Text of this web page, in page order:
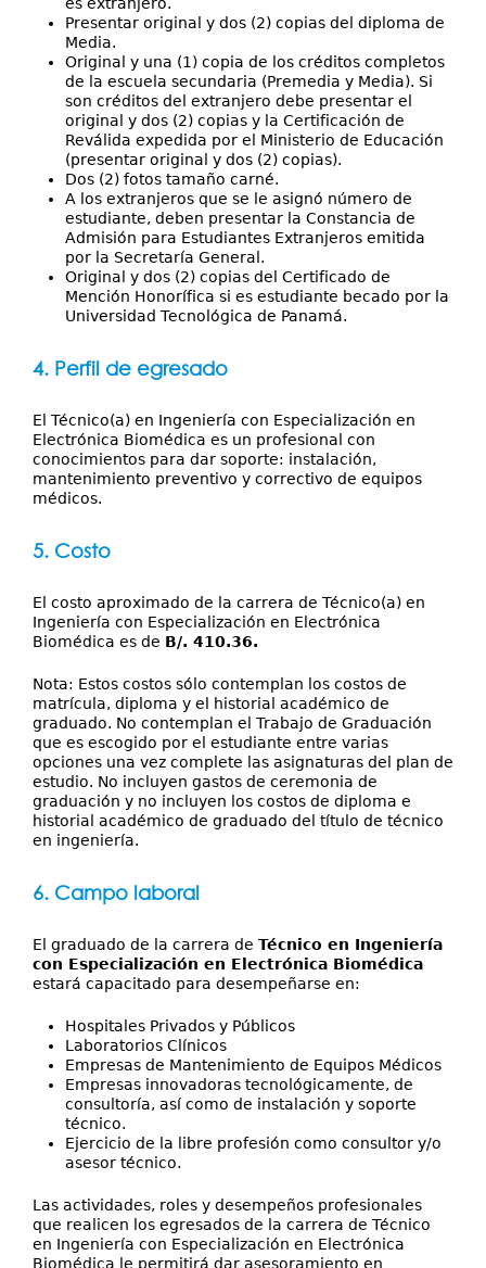
Presentar original y dos (2) copias del diploma de
Media.
Original y una (1) copia de los créditos completos
de la escuela secundaria (Premedia y Media). Si
son créditos del extranjero debe presentar el
original y dos (2) copias y la Certificación de
Reválida expedida por el Ministerio de Educación
(presentar original y dos (2) copias).
Dos (2) fotos tamaño carné.
A los extranjeros que se le asignó número de
estudiante, deben presentar la Constancia de
Admisión para Estudiantes Extranjeros emitida
por la Secretaría General.
Original y dos (2) copias del Certificado de
Mención Honorífica si es estudiante becado por la
Universidad Tecnológica de Panamá.
4. Perfil de egresado
El Técnico(a) en Ingeniería con Especialización en
Electrónica Biomédica es un profesional con
conocimientos para dar soporte: instalación,
mantenimiento preventivo y correctivo de equipos
médicos.
5. Costo
El costo aproximado de la carrera de Técnico(a) en
Ingeniería con Especialización en Electrónica
Biomédica es de B/. 410.36.
Nota: Estos costos sólo contemplan los costos de
matrícula, diploma y el historial académico de
graduado. No contemplan el Trabajo de Graduación
que es escogido por el estudiante entre varias
opciones una vez complete las asignaturas del plan de
estudio. No incluyen gastos de ceremonia de
graduación y no incluyen los costos de diploma e
historial académico de graduado del título de técnico
en ingeniería.
6. Campo laboral
El graduado de la carrera de Técnico en Ingeniería
con Especialización en Electrónica Biomédica
estará capacitado para desempeñarse en:
Hospitales Privados y Públicos
Laboratorios Clínicos
Empresas de Mantenimiento de Equipos Médicos
Empresas innovadoras tecnológicamente, de
consultoría, así como de instalación y soporte
técnico.
Ejercicio de la libre profesión como consultor y/o
asesor técnico.
Las actividades, roles y desempeños profesionales
que realicen los egresados de la carrera de Técnico
en Ingeniería con Especialización en Electrónica
Biomédica le permitirá dar asesoramiento en